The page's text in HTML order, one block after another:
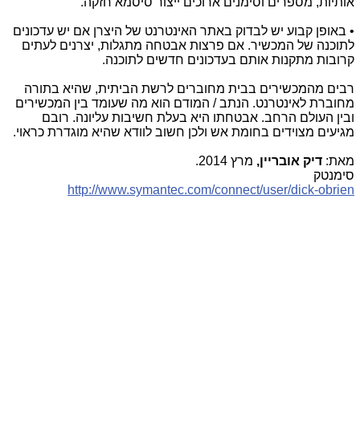
• באופן קבוע יש לבדוק באתר האינטרנט של היצרן אם יש עדכונים
לתוכנה של המכשיר. אם פרצות אבטחה מתגלות, יצרנים לעתים
קרובות מתקנות אותם בעדכונים חדשים לתוכנה.
רבים מהמכשירים בבית מחוברים לרשת הביתית, שהיא בתורה
מחוברת לאינטרנט. הנתב / המודם הוא מה שעומד בין המכשירים
ובין העולם הרחב. אבטחתו היא בעלת חשיבות עליונה. רובם
מגיעים מצוידים בחומת אש ולכן חשוב לוודא שהיא מוגדרת כראוי.
מאת:דיק אובריין, מרץ 2014.
סימנטק
http://www.symantec.com/connect/user/dick-obrien